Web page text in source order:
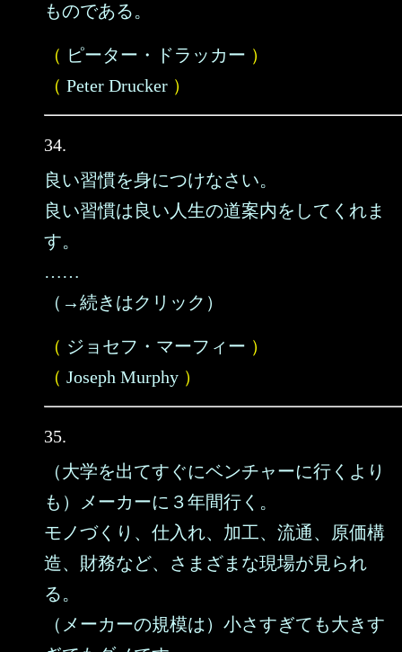
ものである。
（ ピーター・ドラッカー ）
（ Peter Drucker ）
34.
良い習慣を身につけなさい。
良い習慣は良い人生の道案内をしてくれま
す。
……
（→続きはクリック）
（ ジョセフ・マーフィー ）
（ Joseph Murphy ）
35.
（大学を出てすぐにベンチャーに行くより
も）メーカーに３年間行く。
モノづくり、仕入れ、加工、流通、原価構
造、財務など、さまざまな現場が見られ
る。
（メーカーの規模は）小さすぎても大きす